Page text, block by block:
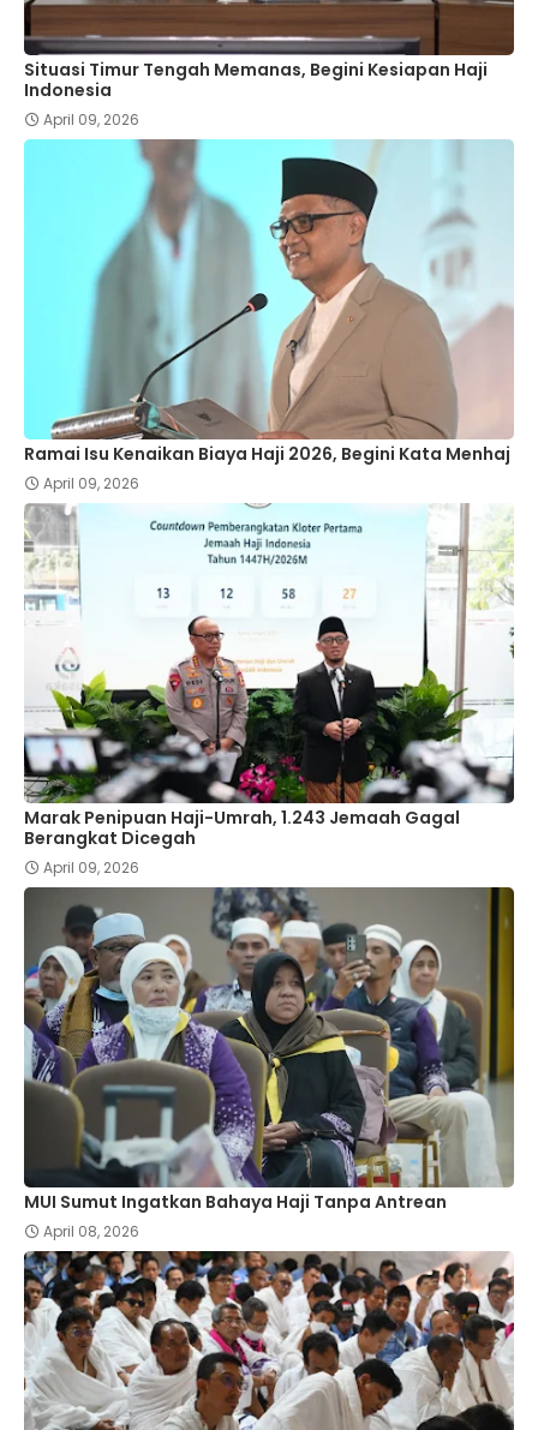
Situasi Timur Tengah Memanas, Begini Kesiapan Haji
Indonesia
April 09, 2026
Ramai Isu Kenaikan Biaya Haji 2026, Begini Kata Menhaj
April 09, 2026
Marak Penipuan Haji-Umrah, 1.243 Jemaah Gagal
Berangkat Dicegah
April 09, 2026
MUI Sumut Ingatkan Bahaya Haji Tanpa Antrean
April 08, 2026